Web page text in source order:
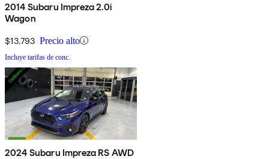
2014 Subaru Impreza 2.0i
Wagon
$13,793 Precio alto
Incluye tarifas de conc.
2024 Subaru Impreza RS AWD